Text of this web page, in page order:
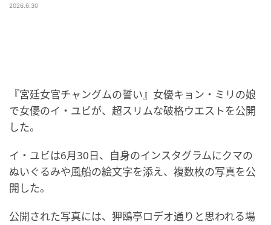
2026.6.30
『宮廷女官チャングムの誓い』女優キョン・ミリの娘
で女優のイ・ユビが、超スリムな破格ウエストを公開
した。
イ・ユビは6月30日、自身のインスタグラムにクマの
ぬいぐるみや風船の絵文字を添え、複数枚の写真を公
開した。
公開された写真には、狎鴎亭ロデオ通りと思われる場